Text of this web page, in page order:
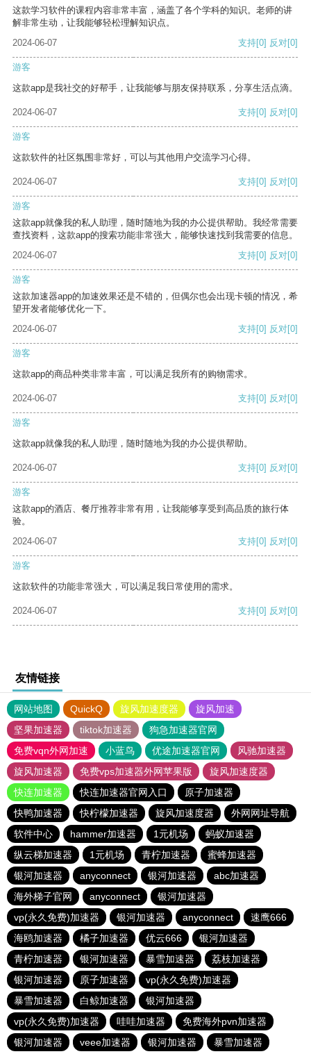
这款学习软件的课程内容非常丰富，涵盖了各个学科的知识。老师的讲
解非常生动，让我能够轻松理解知识点。
2024-06-07
支持[0] 反对[0]
游客
这款app是我社交的好帮手，让我能够与朋友保持联系，分享生活点滴。
2024-06-07 支持[0] 反对[0]
游客
这款软件的社区氛围非常好，可以与其他用户交流学习心得。
2024-06-07 支持[0] 反对[0]
游客
这款app就像我的私人助理，随时随地为我的办公提供帮助。我经常需要
查找资料，这款app的搜索功能非常强大，能够快速找到我需要的信息。
2024-06-07
支持[0] 反对[0]
游客
这款加速器app的加速效果还是不错的，但偶尔也会出现卡顿的情况，希
望开发者能够优化一下。
2024-06-07
支持[0] 反对[0]
游客
这款app的商品种类非常丰富，可以满足我所有的购物需求。
2024-06-07 支持[0] 反对[0]
游客
这款app就像我的私人助理，随时随地为我的办公提供帮助。
2024-06-07 支持[0] 反对[0]
游客
这款app的酒店、餐厅推荐非常有用，让我能够享受到高品质的旅行体
验。
2024-06-07
支持[0] 反对[0]
游客
这款软件的功能非常强大，可以满足我日常使用的需求。
2024-06-07 支持[0] 反对[0]
友情链接
网站地图 QuickQ 旋风加速度器
旋风加速
坚果加速器
tiktok加速器
狗急加速器官网
免费vqn外网加速
小蓝鸟 优途加速器官网
风驰加速器
旋风加速器
免费vps加速器外网苹果版
旋风加速度器
快连加速器
快连加速器官网入口
原子加速器
快鸭加速器
快柠檬加速器 旋风加速度器
外网网址导航
软件中心
hammer加速器 1元机场
蚂蚁加速器
纵云梯加速器
1元机场 青柠加速器
蜜蜂加速器
银河加速器
anyconnect 银河加速器
abc加速器
海外梯子官网
anyconnect
银河加速器
vp(永久免费)加速器
银河加速器 anyconnect
速鹰666
海鸥加速器
橘子加速器 优云666
银河加速器
青柠加速器
银河加速器 暴雪加速器
荔枝加速器
银河加速器
原子加速器
vp(永久免费)加速器
暴雪加速器
白鲸加速器
银河加速器
vp(永久免费)加速器
哇哇加速器
免费海外pvn加速器
银河加速器
veee加速器 银河加速器 暴雪加速器